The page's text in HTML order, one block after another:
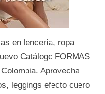
en lencería, ropa
Catálogo FORMAS
Aprovecha
leggings efecto cuero